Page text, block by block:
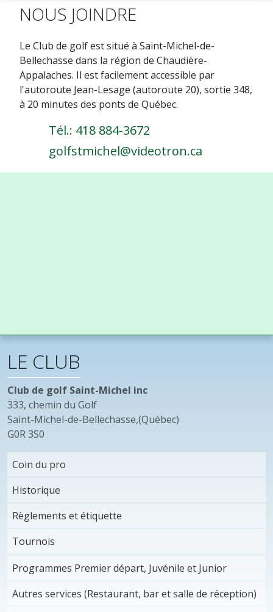
NOUS JOINDRE
Le Club de golf est situé à Saint-Michel-de-
Bellechasse dans la région de Chaudière-
Appalaches. Il est facilement accessible par
l'autoroute Jean-Lesage (autoroute 20), sortie 348,
à 20 minutes des ponts de Québec.
Tél.: 418 884-3672
golfstmichel@videotron.ca
LE CLUB
Club de golf Saint-Michel inc
333, chemin du Golf
Saint-Michel-de-Bellechasse,(Québec)
G0R 3S0
Coin du pro
Historique
Règlements et étiquette
Tournois
Programmes Premier départ, Juvénile et Junior
Autres services (Restaurant, bar et salle de réception)